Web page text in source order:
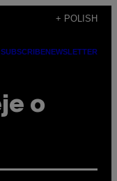
+ POLISH
SUBSCRIBENEWSLETTER
o